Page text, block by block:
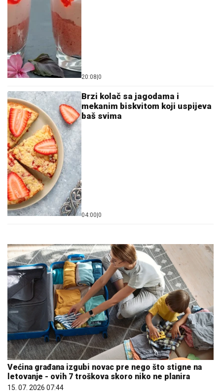
20:08|0
Brzi kolač sa jagodama i
mekanim biskvitom koji uspijeva
baš svima
04:00|0
Većina građana izgubi novac pre nego što stigne na
letovanje - ovih 7 troškova skoro niko ne planira
15. 07. 2026 07:44